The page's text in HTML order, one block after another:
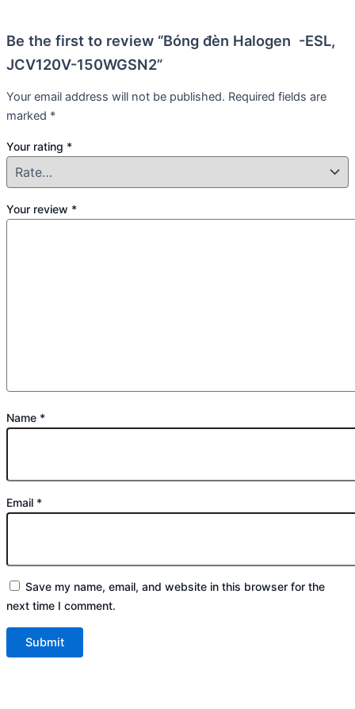
Be the first to review “Bóng đèn Halogen -ESL,
JCV120V-150WGSN2”
Your email address will not be published. Required fields are
marked *
Your rating *
Your review *
Name *
Email *
Save my name, email, and website in this browser for the
next time I comment.